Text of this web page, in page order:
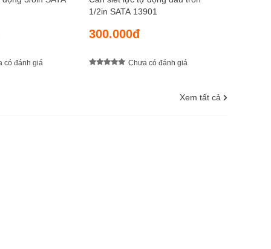
có đánh giá
1/2in SATA 13901
300.000đ
Chưa có đánh giá
Xem tất cả